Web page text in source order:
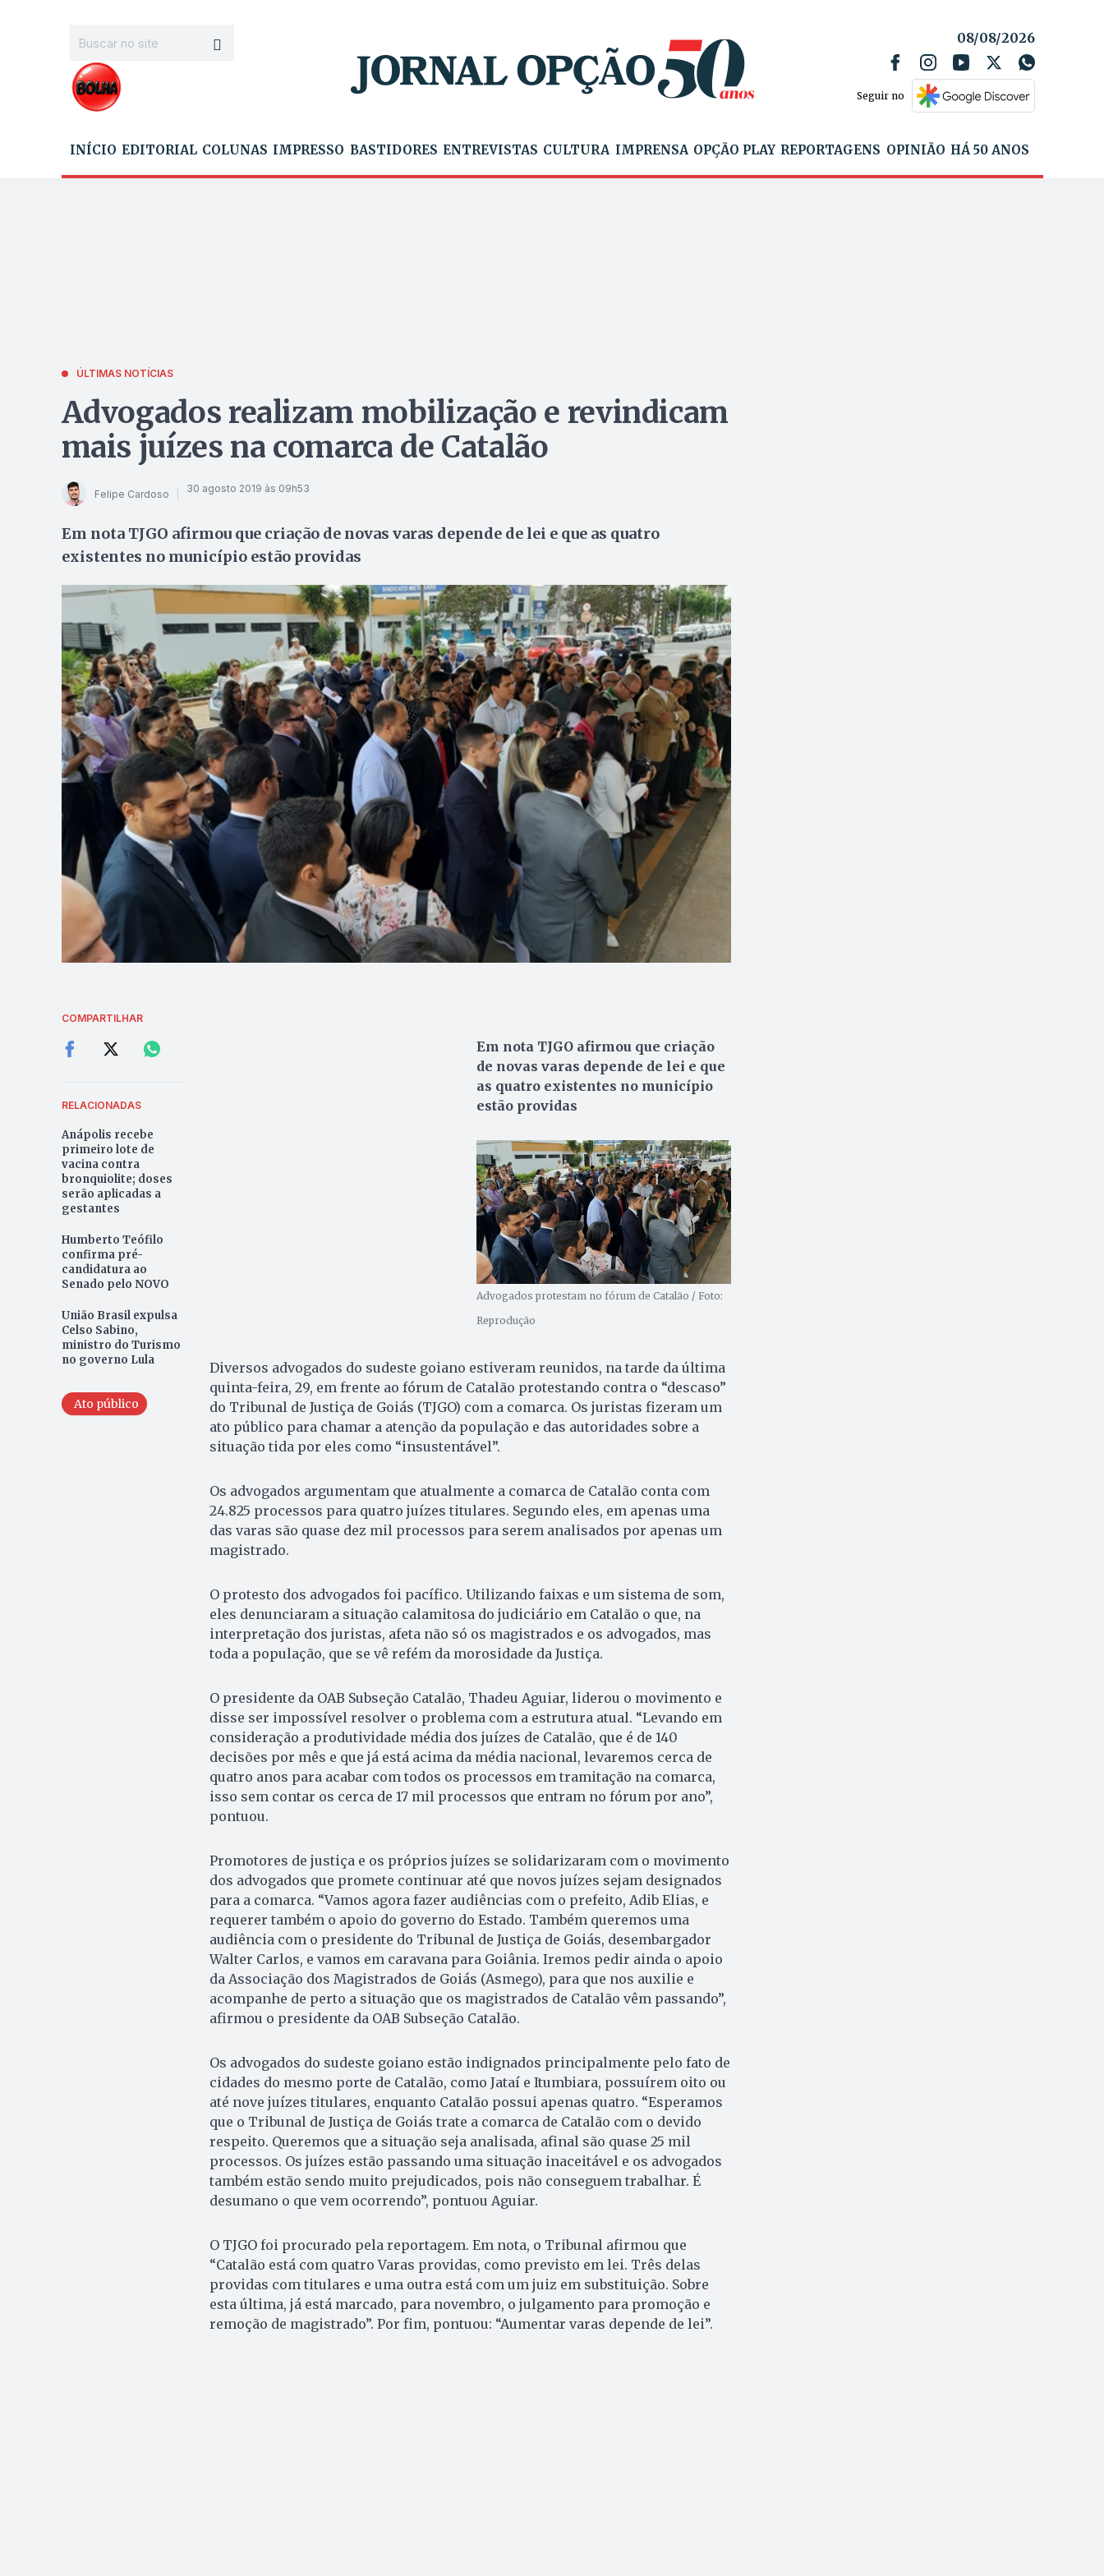
08/08/2026
Seguir no
INÍCIO EDITORIAL COLUNAS IMPRESSO BASTIDORES ENTREVISTAS CULTURA IMPRENSA OPÇÃO PLAY REPORTAGENS OPINIÃO HÁ 50 ANOS
ÚLTIMAS NOTÍCIAS
Advogados realizam mobilização e revindicam
mais juízes na comarca de Catalão
Felipe Cardoso 30 agosto 2019 às 09h53
Em nota TJGO afirmou que criação de novas varas depende de lei e que as quatro
existentes no município estão providas
COMPARTILHAR
RELACIONADAS
Anápolis recebe
primeiro lote de
vacina contra
bronquiolite; doses
serão aplicadas a
gestantes
Humberto Teófilo
confirma pré-
candidatura ao
Senado pelo NOVO
União Brasil expulsa
Celso Sabino,
ministro do Turismo
no governo Lula
Ato público
Em nota TJGO afirmou que criação
de novas varas depende de lei e que
as quatro existentes no município
estão providas
Advogados protestam no fórum de Catalão / Foto:
Reprodução
Diversos advogados do sudeste goiano estiveram reunidos, na tarde da última
quinta-feira, 29, em frente ao fórum de Catalão protestando contra o “descaso”
do Tribunal de Justiça de Goiás (TJGO) com a comarca. Os juristas fizeram um
ato público para chamar a atenção da população e das autoridades sobre a
situação tida por eles como “insustentável”.
Os advogados argumentam que atualmente a comarca de Catalão conta com
24.825 processos para quatro juízes titulares. Segundo eles, em apenas uma
das varas são quase dez mil processos para serem analisados por apenas um
magistrado.
O protesto dos advogados foi pacífico. Utilizando faixas e um sistema de som,
eles denunciaram a situação calamitosa do judiciário em Catalão o que, na
interpretação dos juristas, afeta não só os magistrados e os advogados, mas
toda a população, que se vê refém da morosidade da Justiça.
O presidente da OAB Subseção Catalão, Thadeu Aguiar, liderou o movimento e
disse ser impossível resolver o problema com a estrutura atual. “Levando em
consideração a produtividade média dos juízes de Catalão, que é de 140
decisões por mês e que já está acima da média nacional, levaremos cerca de
quatro anos para acabar com todos os processos em tramitação na comarca,
isso sem contar os cerca de 17 mil processos que entram no fórum por ano”,
pontuou.
Promotores de justiça e os próprios juízes se solidarizaram com o movimento
dos advogados que promete continuar até que novos juízes sejam designados
para a comarca. “Vamos agora fazer audiências com o prefeito, Adib Elias, e
requerer também o apoio do governo do Estado. Também queremos uma
audiência com o presidente do Tribunal de Justiça de Goiás, desembargador
Walter Carlos, e vamos em caravana para Goiânia. Iremos pedir ainda o apoio
da Associação dos Magistrados de Goiás (Asmego), para que nos auxilie e
acompanhe de perto a situação que os magistrados de Catalão vêm passando”,
afirmou o presidente da OAB Subseção Catalão.
Os advogados do sudeste goiano estão indignados principalmente pelo fato de
cidades do mesmo porte de Catalão, como Jataí e Itumbiara, possuírem oito ou
até nove juízes titulares, enquanto Catalão possui apenas quatro. “Esperamos
que o Tribunal de Justiça de Goiás trate a comarca de Catalão com o devido
respeito. Queremos que a situação seja analisada, afinal são quase 25 mil
processos. Os juízes estão passando uma situação inaceitável e os advogados
também estão sendo muito prejudicados, pois não conseguem trabalhar. É
desumano o que vem ocorrendo”, pontuou Aguiar.
O TJGO foi procurado pela reportagem. Em nota, o Tribunal afirmou que
“Catalão está com quatro Varas providas, como previsto em lei. Três delas
providas com titulares e uma outra está com um juiz em substituição. Sobre
esta última, já está marcado, para novembro, o julgamento para promoção e
remoção de magistrado”. Por fim, pontuou: “Aumentar varas depende de lei”.